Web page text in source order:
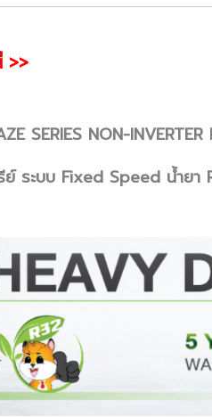
>>
SERIES NON-
ระบบ Fixed Speed น้ำย